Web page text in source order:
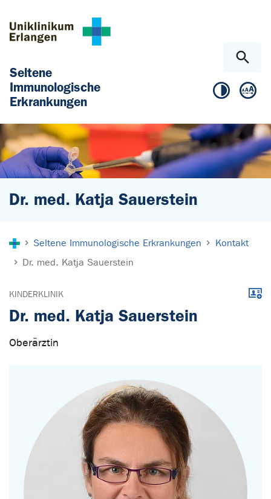
Seltene
Immunologische
Erkrankungen
Dr. med. Katja Sauerstein
Seltene Immunologische Erkrankungen
Kontakt
Dr. med. Katja Sauerstein
KINDERKLINIK
Dr. med. Katja Sauerstein
Oberärztin